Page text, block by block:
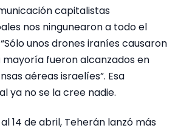
capitalistas
nos ningunearon a todo el
unos drones iraníes causaron
mayoría fueron alcanzados en
aéreas israelíes”. Esa
ya no se la cree nadie.
14 de abril, Teherán lanzó más